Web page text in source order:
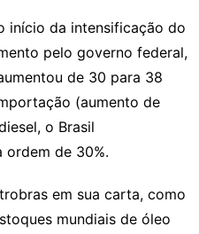
início da intensificação do
pelo governo federal,
de 30 para 38
(aumento de
o Brasil
ordem de 30%.
em sua carta, como
mundiais de óleo